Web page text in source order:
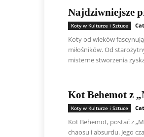
Najdziwniejsze
Koty w Kulturze i Sztuce
Koty od wieków
miłośników. Od
misterne stworzenia
Kot Behemot z
Koty w Kulturze i Sztuce
Kot Behemot, postać z
chaosu i absurdu. Jego